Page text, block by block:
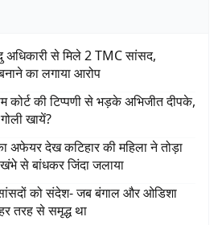
अधिकारी से मिले 2 TMC सांसद,
का लगाया आरोप
कोर्ट की टिप्पणी से भड़के अभिजीत दीपके,
खायें?
अफेयर देख कटिहार की महिला ने तोड़ा
से बांधकर जिंदा जलाया
को संदेश- जब बंगाल और ओडिशा
तरह से समृद्ध था